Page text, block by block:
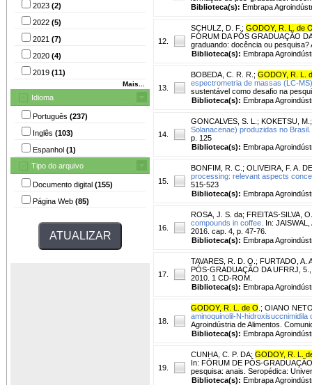
2023 (2)
2022 (5)
2021 (7)
2020 (4)
2019 (11)
Mais...
Idioma
Português (237)
Inglês (103)
Espanhol (1)
Tipo do arquivo
Documento digital (155)
Página Web (85)
Biblioteca(s): Embrapa
12.
SCHULZ, D. F. ; GODOY, R. L. de
FÓRUM DA PÓS GRADUAÇÃO
graduando: docência ou
Biblioteca(s): Embrapa
13.
BOBEDA, C. R. R. ; GODOY, R. L.
espectrometria de massas (LC-
sustentável como desafio na
Biblioteca(s): Embrapa
14.
GONCALVES, S. L. ; KOKETSU, M.
Solanacenae) produzidas no Brasil.
p. 125
Biblioteca(s): Embrapa
15.
BONFIM, R. C. ; OLIVEIRA, F. A. DE
processing: relevant aspects
515-523
Biblioteca(s): Embrapa
16.
ROSA, J. S. da; FREITAS-SILVA, O.
compounds in coffee. In:
2016. cap. 4, p. 47-76.
Biblioteca(s): Embrapa
17.
TAVARES, R. D. O. ; FURTADO, A.
PÓS-GRADUAÇÃO DA UFRRJ,
2010. 1 CD-ROM.
Biblioteca(s): Embrapa
18.
GODOY, R. L. de O ; OIANO
aminoquinolil-N-hidroxisuccnimidila
Agroindústria de Alimentos.
Biblioteca(s): Embrapa
19.
CUNHA, C. P. DA; GODOY, R. L.
In: FÓRUM DE PÓS-
pesquisa: anais. Seropédica:
Biblioteca(s): Embrapa